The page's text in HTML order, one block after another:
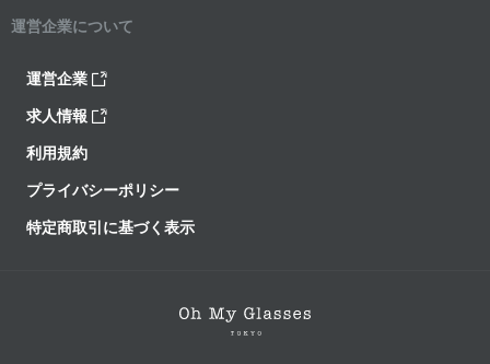
運営企業について
運営企業
求人情報
利用規約
プライバシーポリシー
特定商取引に基づく表示